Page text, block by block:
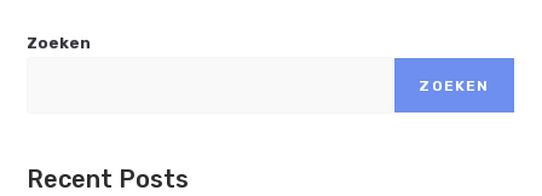
Zoeken
ZOEKEN
Recent Posts